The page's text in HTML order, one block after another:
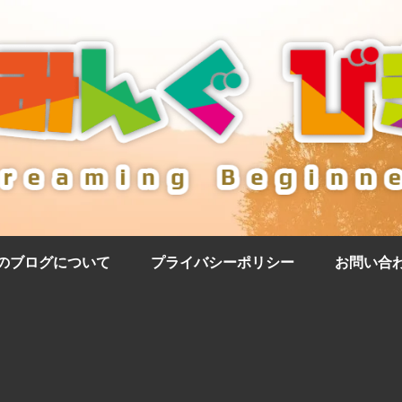
ブログについて プライバシーポリシー お問い合